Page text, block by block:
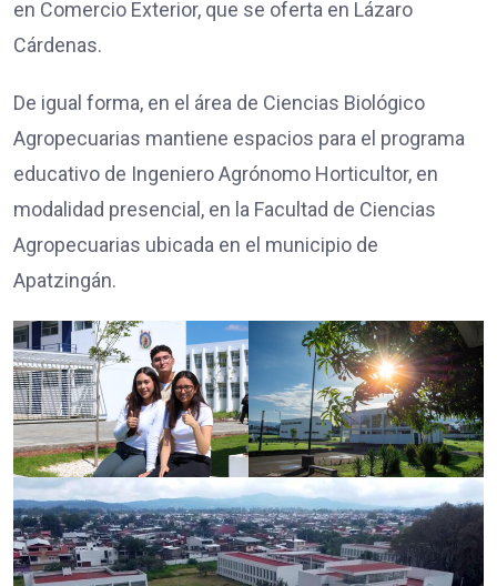
en Comercio Exterior, que se oferta en Lázaro
Cárdenas.
De igual forma, en el área de Ciencias Biológico
Agropecuarias mantiene espacios para el programa
educativo de Ingeniero Agrónomo Horticultor, en
modalidad presencial, en la Facultad de Ciencias
Agropecuarias ubicada en el municipio de
Apatzingán.